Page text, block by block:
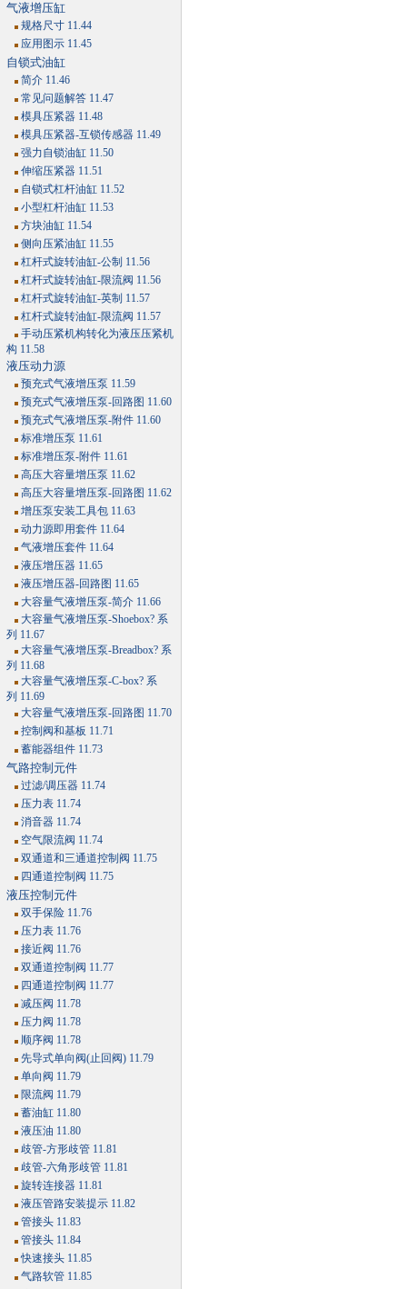
气液增压缸
规格尺寸 11.44
应用图示 11.45
自锁式油缸
简介 11.46
常见问题解答 11.47
模具压紧器 11.48
模具压紧器-互锁传感器 11.49
强力自锁油缸 11.50
伸缩压紧器 11.51
自锁式杠杆油缸 11.52
小型杠杆油缸 11.53
方块油缸 11.54
侧向压紧油缸 11.55
杠杆式旋转油缸-公制 11.56
杠杆式旋转油缸-限流阀 11.56
杠杆式旋转油缸-英制 11.57
杠杆式旋转油缸-限流阀 11.57
手动压紧机构转化为液压压紧机
构 11.58
液压动力源
预充式气液增压泵 11.59
预充式气液增压泵-回路图 11.60
预充式气液增压泵-附件 11.60
标准增压泵 11.61
标准增压泵-附件 11.61
高压大容量增压泵 11.62
高压大容量增压泵-回路图 11.62
增压泵安装工具包 11.63
动力源即用套件 11.64
气液增压套件 11.64
液压增压器 11.65
液压增压器-回路图 11.65
大容量气液增压泵-简介 11.66
大容量气液增压泵-Shoebox? 系
列 11.67
大容量气液增压泵-Breadbox? 系
列 11.68
大容量气液增压泵-C-box? 系
列 11.69
大容量气液增压泵-回路图 11.70
控制阀和基板 11.71
蓄能器组件 11.73
气路控制元件
过滤/调压器 11.74
压力表 11.74
消音器 11.74
空气限流阀 11.74
双通道和三通道控制阀 11.75
四通道控制阀 11.75
液压控制元件
双手保险 11.76
压力表 11.76
接近阀 11.76
双通道控制阀 11.77
四通道控制阀 11.77
减压阀 11.78
压力阀 11.78
顺序阀 11.78
先导式单向阀(止回阀) 11.79
单向阀 11.79
限流阀 11.79
蓄油缸 11.80
液压油 11.80
歧管-方形歧管 11.81
歧管-六角形歧管 11.81
旋转连接器 11.81
液压管路安装提示 11.82
管接头 11.83
管接头 11.84
快速接头 11.85
气路软管 11.85